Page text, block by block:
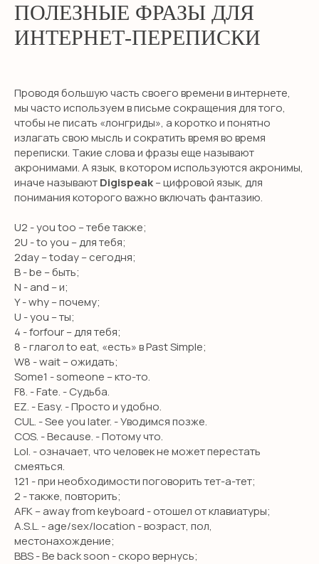
ПОЛЕЗНЫЕ ФРАЗЫ ДЛЯ
ИНТЕРНЕТ-ПЕРЕПИСКИ
Проводя большую часть своего времени в интернете,
мы часто используем в письме сокращения для того,
чтобы не писать «лонгриды», а коротко и понятно
излагать свою мысль и сократить время во время
переписки. Такие слова и фразы еще называют
акронимами. А язык, в котором используются акронимы,
иначе называютDigispeak– цифровой язык, для
понимания которого важно включать фантазию.
U2 - you too – тебе также;
2U - to you – для тебя;
2day – today – сегодня;
B - be – быть;
N - and – и;
Y - why – почему;
U - you – ты;
4 - forfour – для тебя;
8 - глагол to eat, «есть» в Past Simple;
W8 - wait – ожидать;
Some1 - someone – кто-то.
F8. - Fate. - Судьба.
EZ. - Easy. - Просто и удобно.
CUL. - See you later. - Уводимся позже.
COS. - Because. - Потому что.
Lol. - означает, что человек не может перестать
смеяться.
121 - при необходимости поговорить тет-а-тет;
2 - также, повторить;
AFK – away from keyboard - отошел от клавиатуры;
A.S.L. - age/sex/location - возраст, пол,
местонахождение;
BBS - Be back soon - скоро вернусь;